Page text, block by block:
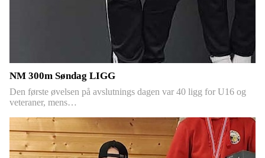
NM 300m Søndag LIGG
Den første øvelsen på avslutnings dagen var 40 ligg for U16 og
veteraner, mens…